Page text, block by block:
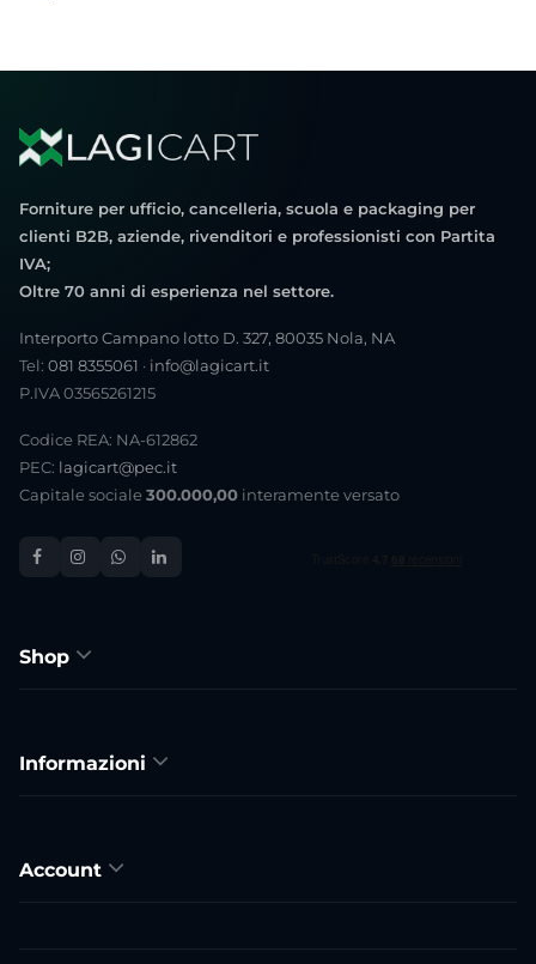
Forniture per ufficio, cancelleria, scuola e packaging per
clienti B2B, aziende, rivenditori e professionisti con Partita
IVA;
Oltre 70 anni di esperienza nel settore.
Interporto Campano lotto D. 327, 80035 Nola, NA
Tel: 081 8355061 · info@lagicart.it
P.IVA 03565261215
Codice REA: NA-612862
PEC: lagicart@pec.it
Capitale sociale 300.000,00 interamente versato
Shop
Informazioni
Account